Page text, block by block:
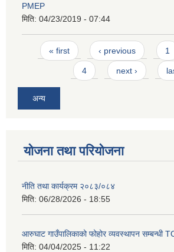
PMEP
मिति: 04/23/2019 - 07:44
Pages
« first ‹ previous 1
4 next ›
अन्य
योजना तथा परियोजना
नीति तथा कार्यक्रम २०८३/०८४
मिति: 06/28/2026 - 18:55
आरुघाट गाउँपालिकाको फोहोर व्यवस्थापन सम्बन्धी
मिति: 04/04/2025 - 11:22